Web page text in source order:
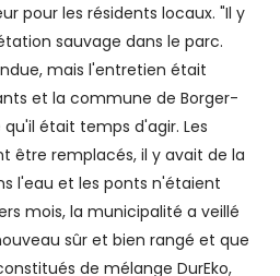
pour les résidents locaux. "Il y
sauvage dans le parc.
mais l'entretien était
et la commune de Borger-
était temps d'agir. Les
être remplacés, il y avait de la
l'eau et les ponts n'étaient
mois, la municipalité a veillé
sûr et bien rangé et que
de mélange DurEko,